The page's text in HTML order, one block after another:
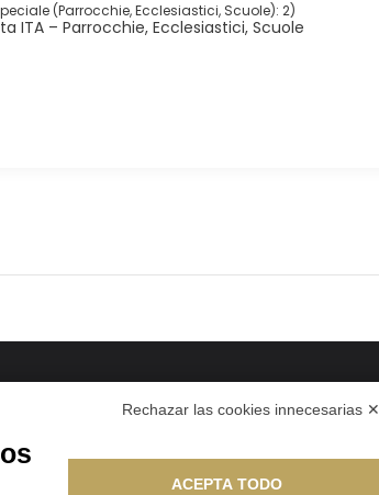
(Parrocchie, Ecclesiastici, Scuole): 2)
ITA – Parrocchie, Ecclesiastici, Scuole
Rechazar las cookies innecesarias ✕
ACEPTA TODO